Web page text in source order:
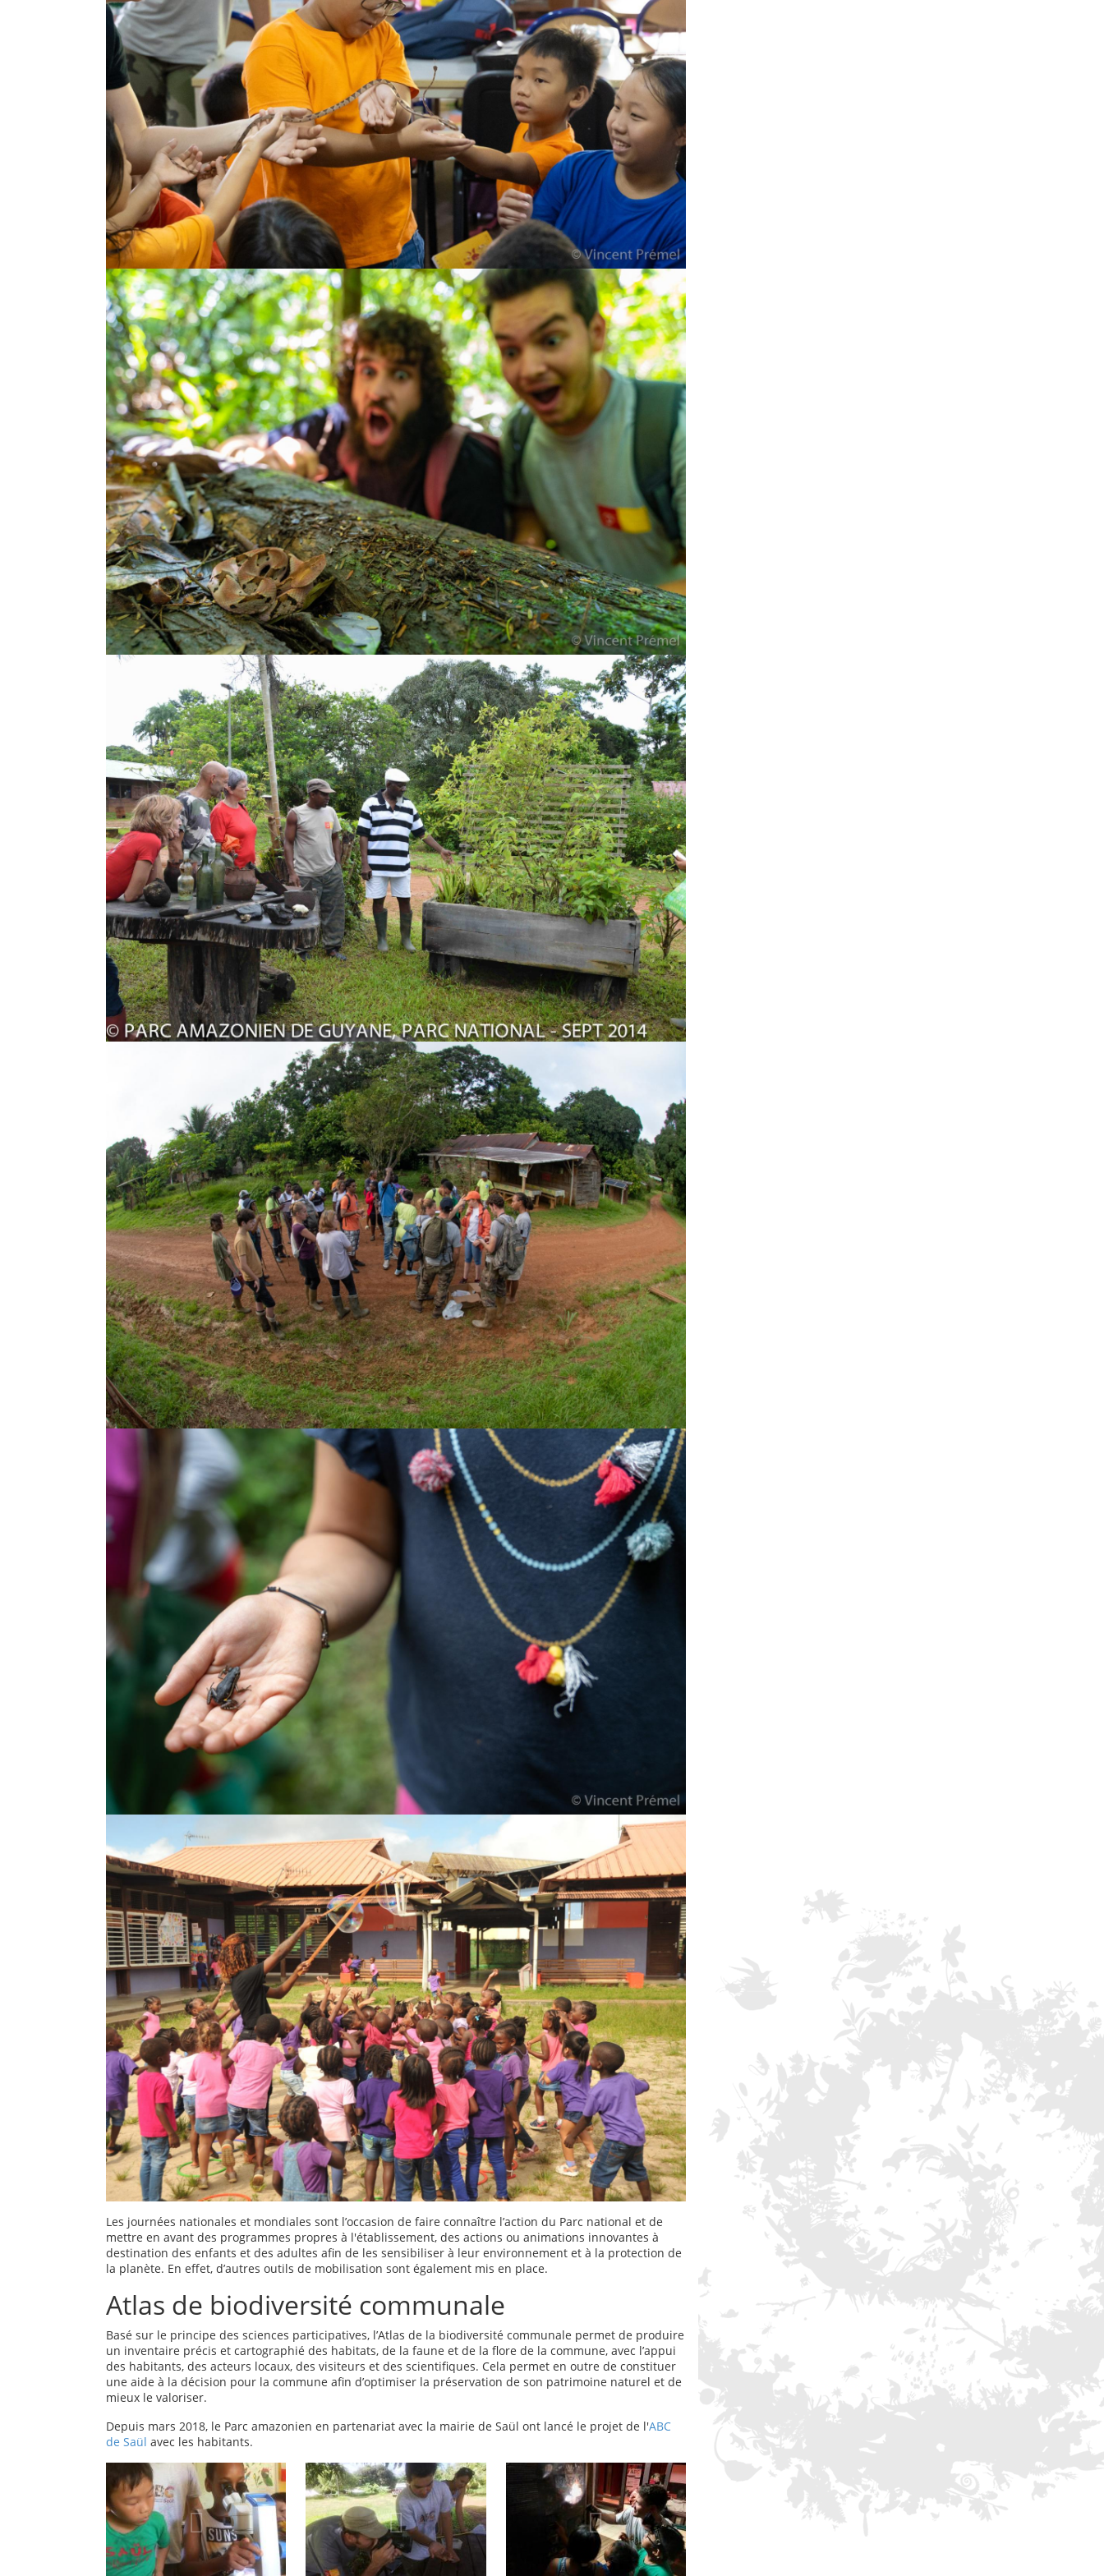
Les journées nationales et mondiales sont l’occasion de faire connaître l’action du Parc national et de
mettre en avant des programmes propres à l'établissement, des actions ou animations innovantes à
destination des enfants et des adultes afin de les sensibiliser à leur environnement et à la protection de
la planète. En effet, d’autres outils de mobilisation sont également mis en place.
Atlas de biodiversité communale
Basé sur le principe des sciences participatives, l’Atlas de la biodiversité communale permet de produire
un inventaire précis et cartographié des habitats, de la faune et de la flore de la commune, avec l’appui
des habitants, des acteurs locaux, des visiteurs et des scientifiques. Cela permet en outre de constituer
une aide à la décision pour la commune afin d’optimiser la préservation de son patrimoine naturel et de
mieux le valoriser.
Depuis mars 2018, le Parc amazonien en partenariat avec la mairie de Saül ont lancé le projet de l'ABC
de Saül avec les habitants.